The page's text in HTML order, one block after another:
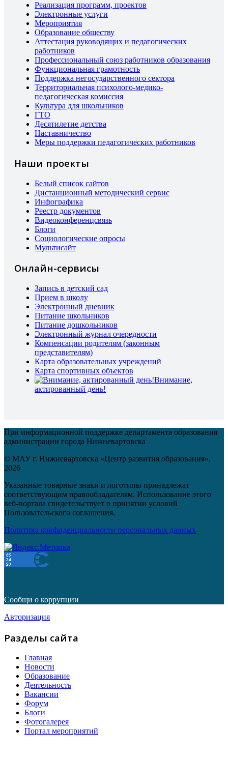
Реализация программ, проектов
Электронные услуги
Мероприятия
Образование обществу
Аттестация руководящих и педагогических
работников
Профессиональный союз работников образования
Функциональная грамотность
Поддержка негосударственного сектора
Территориальная психолого-медико-
педагогическая комиссия
Культура для школьников
ГТО
Десятилетие детства
Наставничество
Меры поддержки педагогических работников
Наши проекты
Белый список сайтов
Дистанционный методический сервис
Инфографика
Реестр документов
Видеоконференцсвязь
Блоги
Социологические опросы
Мультисайт
Онлайн-сервисы
Запись в детский сад
Прием в школу
Электронный дневник
Питание школьников
Питание дошкольников
Электронный журнал очередности
Компенсации родителям (законным
представителям)
Карта образовательных учреждений
Карта спортивных объектов
Внимание,
актированный день!
При информационной поддержке департамента образования
администрации города Нижневартовска
© МАУ г. Нижневартовска «Центр развития образования»,
2026
Указанные товарные знаки и логотипы принадлежат
соответствующим правообладателям. Использование этого
веб-портала свидетельствует о принятии условий
Пользовательского соглашения.
Политика конфиденциальности персональных данных
Сообщи о коррупции
Авторизация
Разделы сайта
Главная
Новости
Образование
Деятельность
Вакансии
Форум
Блоги
Фотогалерея
Портал мероприятий